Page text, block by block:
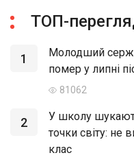
ТОП-
1
Молодший
помер у липні
81062
2
У школу
точки світу: не
клас